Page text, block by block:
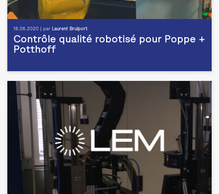
18.06.2020 | par Laurent Brulport
Contrôle qualité robotisé pour Poppe +
Potthoff